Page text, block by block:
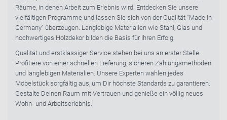
Räume, in denen Arbeit zum Erlebnis wird. Entdecken Sie unsere
vielfältigen Programme und lassen Sie sich von der Qualität "Made in
Germany" überzeugen. Langlebige Materialien wie Stahl, Glas und
hochwertiges Holzdekor bilden die Basis für Ihren Erfolg.
Qualität und erstklassiger Service stehen bei uns an erster Stelle.
Profitiere von einer schnellen Lieferung, sicheren Zahlungsmethoden
und langlebigen Materialien. Unsere Experten wählen jedes
Möbelstück sorgfältig aus, um Dir höchste Standards zu garantieren.
Gestalte Deinen Raum mit Vertrauen und genieße ein völlig neues
Wohn- und Arbeitserlebnis.